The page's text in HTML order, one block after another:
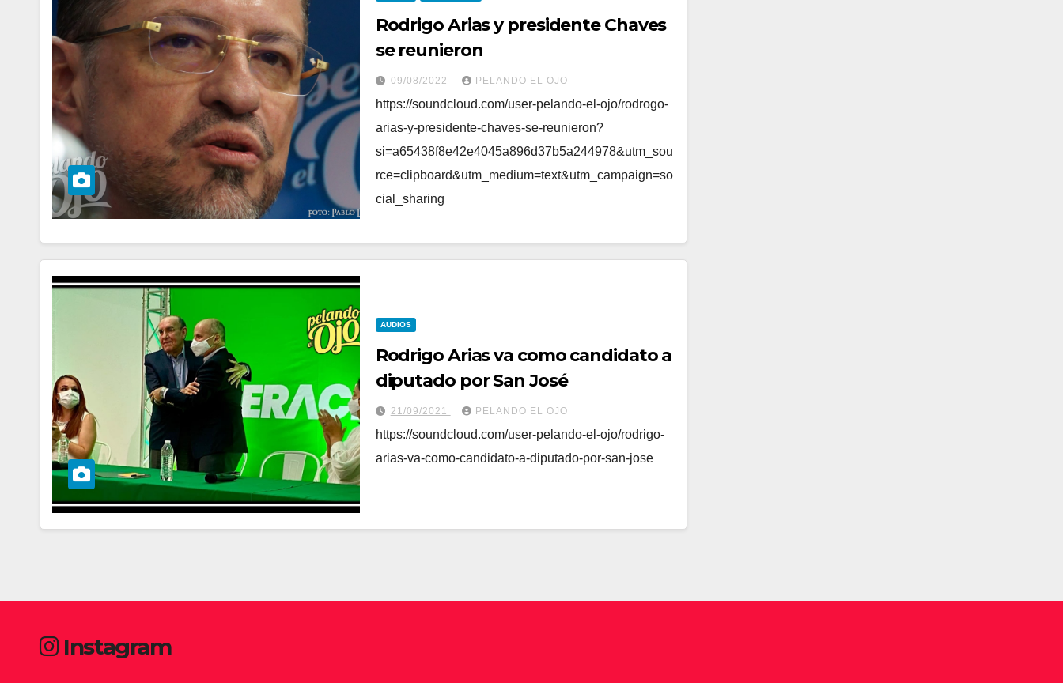
Rodrigo Arias y presidente Chaves
se reunieron
09/08/2022 PELANDO EL OJO
https://soundcloud.com/user-pelando-el-ojo/rodrogo-
arias-y-presidente-chaves-se-reunieron?
si=a65438f8e42e4045a896d37b5a244978&utm_sou
rce=clipboard&utm_medium=text&utm_campaign=so
cial_sharing
AUDIOS
Rodrigo Arias va como candidato a
diputado por San José
21/09/2021 PELANDO EL OJO
https://soundcloud.com/user-pelando-el-ojo/rodrigo-
arias-va-como-candidato-a-diputado-por-san-jose
Instagram